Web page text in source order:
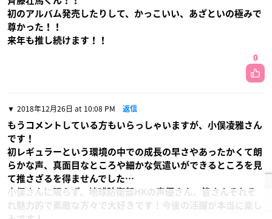
初のアルバム発売したりして、かっこいい、あざといの極みで
尊かった！！
来年も推し続けます！！
0
2018年12月26日 at 10:08 PM 返信
もうコメントしている方もいらっしゃいますが、小俣凌雅さん
です！
初レギュラーという環境の中での成長の早さやあったかくて朗
らかな声、真面目なところや細かな気遣いができるところを見
て推さざるを得ませんでした…
小俣さんに限らず、地球防衛部HKの声優さん、皆さんそれぞ
れ魅力的で素敵な方々で大好きです！今後の活躍が本当に楽し